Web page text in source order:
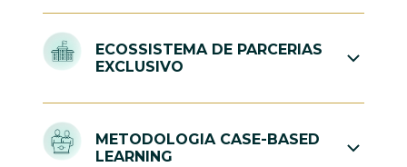
ECOSSISTEMA DE PARCERIAS
EXCLUSIVO
Microsoft, Oracle, Accenture e Box1824.
METODOLOGIA CASE-BASED
LEARNING